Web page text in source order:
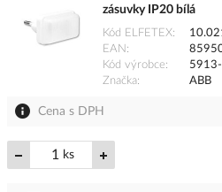
zásuvky IP20 bílá
Kód ELFETEX
EAN
Kód výrobce
Značka
ABB
Cena s DPH
ks